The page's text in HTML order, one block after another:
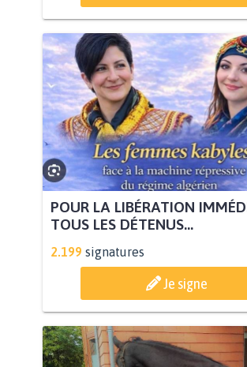
POUR LA LIBÉRATION
TOUS LES DÉTENUS...
2.199 signatures
Je signe